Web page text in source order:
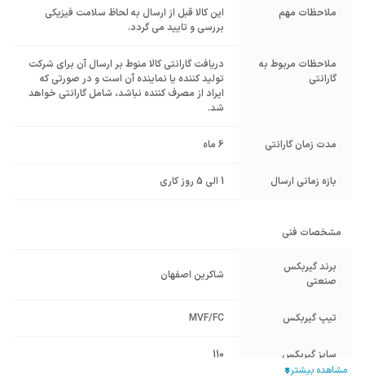
ملاحظات مهم
این کالا قبل از ارسال به لحاظ سلامت فیزیکی
بررسی و تایید می گردد.
ملاحظات مربوط به
گارانتی
دریافت گارانتی کالا منوط بر ارسال آن برای شرکت
تولید کننده یا نماینده آن است و در صورتی که
ایراد از مصرف کننده نباشد، شامل گارانتی خواهد
شد.
مدت زمان گارانتی 6 ماه
بازه زمانی ارسال 1 الی 5 روز کاری
مشخصات فنی
برند گیربکس
صنعتی
شاکرین اصفهان
تیپ گیربکس MVF/FC
سایز گیربکس 110